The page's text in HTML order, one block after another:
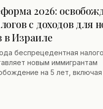
доверенность для
с вашим
Франции, Бельгии или
подробно описывает,
покупки
рубежа.
2026:
с доходов для
в Израиле
беспрецедентная
новым иммигрантам
на 5 лет,